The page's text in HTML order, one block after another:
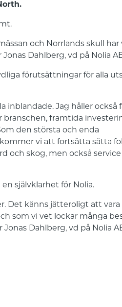
och Norrlands skull har
Dahlberg, vd på Nolia
förutsättningar för alla
inblandade. Jag håller också
branschen, framtida
den största och enda
vi att fortsätta sätta
och skog, men också service
självklarhet för Nolia.
Det känns jätteroligt att vara
som vi vet lockar många
Dahlberg, vd på Nolia